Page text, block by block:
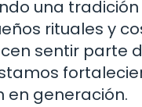
una
rituales y
sentir parte
en generación.